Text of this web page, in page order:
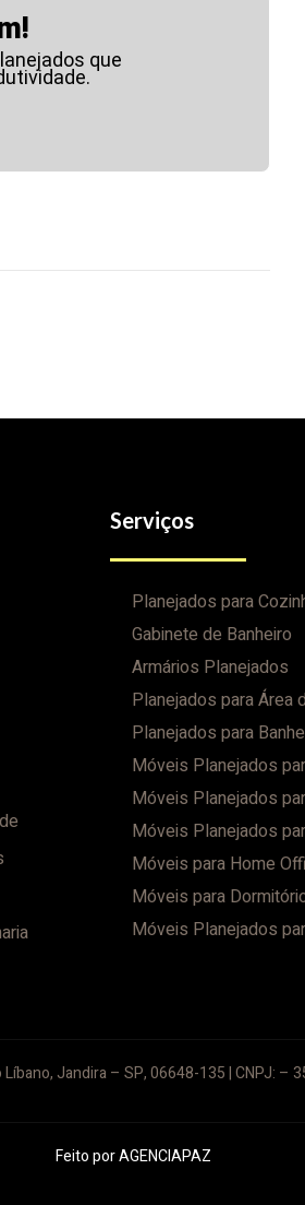
que
Serviços
Planejados para
Gabinete de Banheiro
Armários Planejados
Planejados para Área
Planejados para
Móveis Planejados
Móveis Planejados
Móveis Planejados
Móveis para Home
Móveis para
Móveis Planejados
Jandira – SP, 06648-135 | CNPJ:
Feito porAGENCIAPAZ